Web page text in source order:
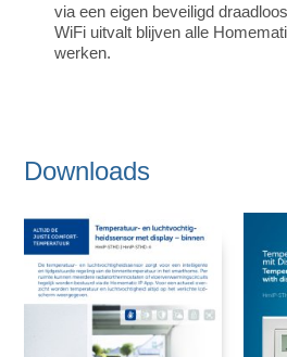
via een eigen beveiligd
WiFi uitvalt blijven alle
werken.
Downloads